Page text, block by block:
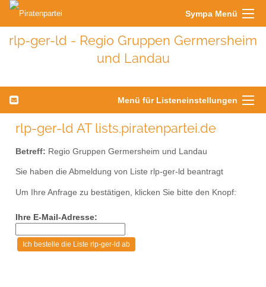
Sympa Menü
rlp-ger-ld - Regio Gruppen Germersheim
und Landau
Menü für Listeneinstellungen
rlp-ger-ld AT lists.piratenpartei.de
Betreff: Regio Gruppen Germersheim und Landau
Sie haben die Abmeldung von Liste rlp-ger-ld beantragt
Um Ihre Anfrage zu bestätigen, klicken Sie bitte den Knopf:
Ihre E-Mail-Adresse: